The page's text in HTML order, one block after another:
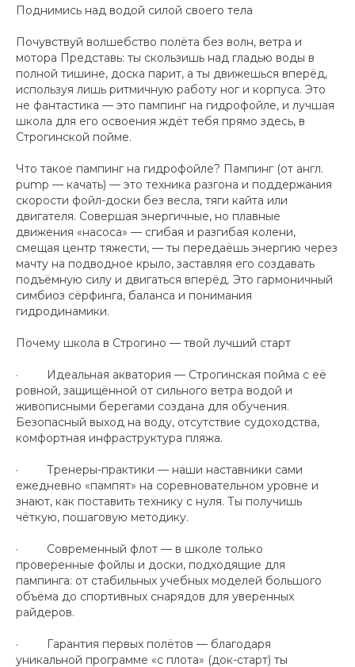
Поднимись над водой силой своего тела
Почувствуй волшебство полёта без волн, ветра и
мотора Представь: ты скользишь над гладью воды в
полной тишине, доска парит, а ты движешься вперёд,
используя лишь ритмичную работу ног и корпуса. Это
не фантастика — это пампинг на гидрофойле, и лучшая
школа для его освоения ждёт тебя прямо здесь, в
Строгинской пойме.
Что такое пампинг на гидрофойле? Пампинг (от англ.
pump — качать) — это техника разгона и поддержания
скорости фойл-доски без весла, тяги кайта или
двигателя. Совершая энергичные, но плавные
движения «насоса» — сгибая и разгибая колени,
смещая центр тяжести, — ты передаёшь энергию через
мачту на подводное крыло, заставляя его создавать
подъёмную силу и двигаться вперёд. Это гармоничный
симбиоз сёрфинга, баланса и понимания
гидродинамики.
Почему школа в Строгино — твой лучший старт
· Идеальная акватория — Строгинская пойма с её
ровной, защищённой от сильного ветра водой и
живописными берегами создана для обучения.
Безопасный выход на воду, отсутствие судоходства,
комфортная инфраструктура пляжа.
· Тренеры-практики — наши наставники сами
ежедневно «пампят» на соревновательном уровне и
знают, как поставить технику с нуля. Ты получишь
чёткую, пошаговую методику.
· Современный флот — в школе только
проверенные фойлы и доски, подходящие для
пампинга: от стабильных учебных моделей большого
объёма до спортивных снарядов для уверенных
райдеров.
· Гарантия первых полётов — благодаря
уникальной программе «с плота» (док-старт) ты